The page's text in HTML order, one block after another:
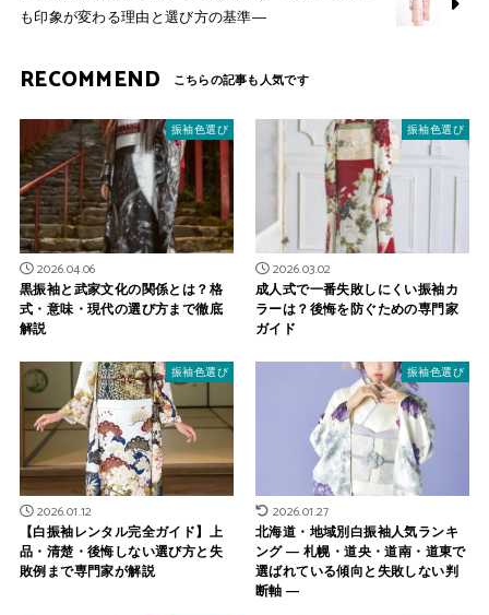
も印象が変わる理由と選び方の基準—
RECOMMEND
振袖色選び
2026.04.06
黒振袖と武家文化の関係とは？格
式・意味・現代の選び方まで徹底
解説
振袖色選び
2026.03.02
成人式で一番失敗しにくい振袖カ
ラーは？後悔を防ぐための専門家
ガイド
振袖色選び
2026.01.12
【白振袖レンタル完全ガイド】上
品・清楚・後悔しない選び方と失
敗例まで専門家が解説
振袖色選び
2026.01.27
北海道・地域別白振袖人気ランキ
ング ― 札幌・道央・道南・道東で
選ばれている傾向と失敗しない判
断軸 ―